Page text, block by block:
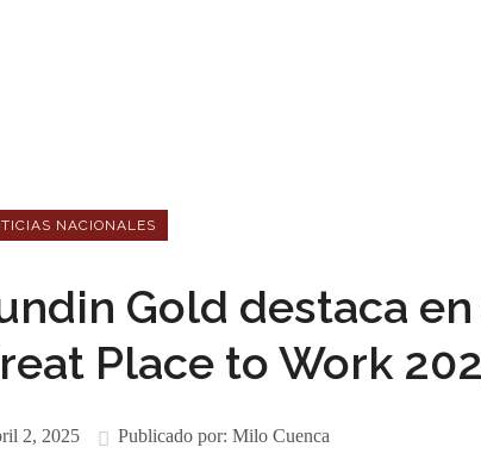
NACIONALES
Gold destaca
Place to Work
2, 2025 Publicado por: Milo Cuenca